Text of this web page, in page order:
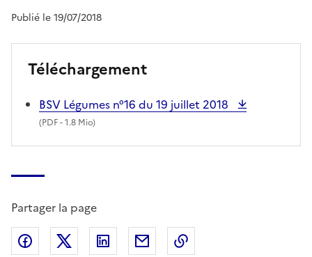
Publié le 19/07/2018
Téléchargement
BSV Légumes n°16 du 19 juillet 2018
(PDF- 1.8 Mio)
Partager la page
Partager sur Facebook
Partager sur X (anciennement Twitter)
Partager sur LinkedIn
Partager par email